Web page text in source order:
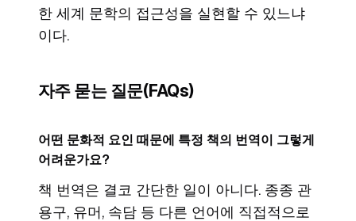
한 세계 문학의 접근성을 실현할 수 있느냐
이다.
자주 묻는 질문(FAQs)
어떤 문화적 요인 때문에 특정 책의 번역이 그렇게
어려운가요?
책 번역은 결코 간단한 일이 아니다. 종종 관
용구, 유머, 속담 등 다른 언어에 직접적으로